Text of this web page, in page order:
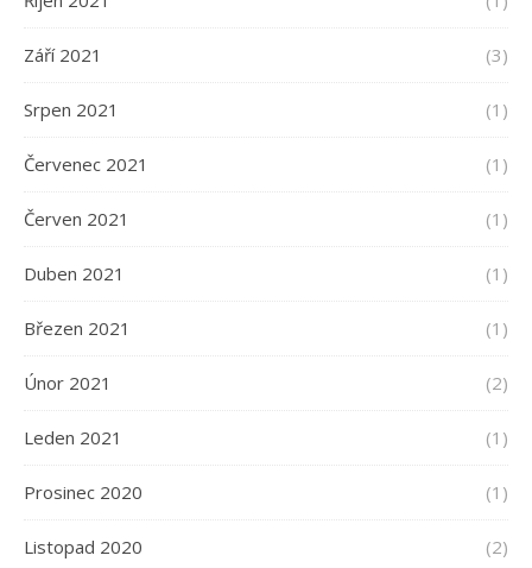
Září 2021 (3)
Srpen 2021 (1)
Červenec 2021 (1)
Červen 2021 (1)
Duben 2021 (1)
Březen 2021 (1)
Únor 2021 (2)
Leden 2021 (1)
Prosinec 2020 (1)
Listopad 2020 (2)